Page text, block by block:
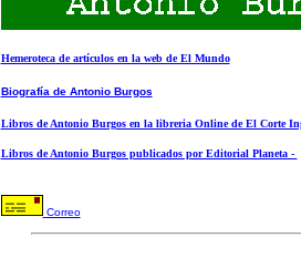
Hemeroteca de artículos en la web de El Mundo
Biografía de Antonio Burgos
Libros de Antonio Burgos en la libreria Online de El Corte
Libros de Antonio Burgos publicados por Editorial Planeta -
Correo